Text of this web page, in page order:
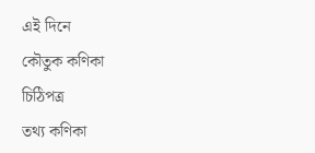
এই দিনে
কৌতুক কণিকা
চিঠিপত্র
তথ্য কণিকা